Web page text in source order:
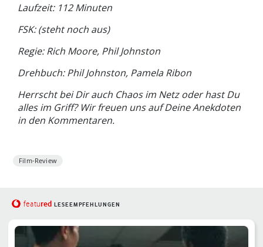
Laufzeit: 112 Minuten
FSK: (steht noch aus)
Regie: Rich Moore, Phil Johnston
Drehbuch: Phil Johnston, Pamela Ribon
Herrscht bei Dir auch Chaos im Netz oder hast Du
alles im Griff? Wir freuen uns auf Deine Anekdoten
in den Kommentaren.
Film-Review
featured LESEEMPFEHLUNGEN